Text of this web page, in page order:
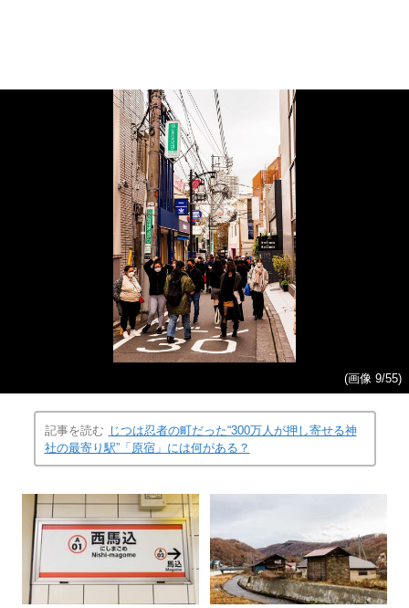
(画像 9/55)
記事を読む じつは忍者の町だった“300万人が押し寄せる神
社の最寄り駅”「原宿」には何がある？